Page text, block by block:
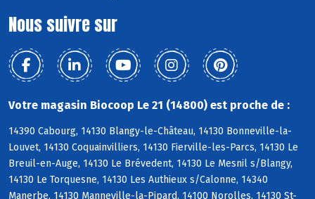
Nous suivre sur
Votre magasin Biocoop Le 21 (14800) est proche de :
14390 Cabourg, 14130 Blangy-le-Château, 14130 Bonneville-la-
Louvet, 14130 Coquainvilliers, 14130 Fierville-les-Parcs, 14130 Le
Breuil-en-Auge, 14130 Le Brévedent, 14130 Le Mesnil s/Blangy,
14130 Le Torquesne, 14130 Les Authieux s/Calonne, 14340
Manerbe, 14130 Manneville-la-Pipard, 14100 Norolles, 14130 St-